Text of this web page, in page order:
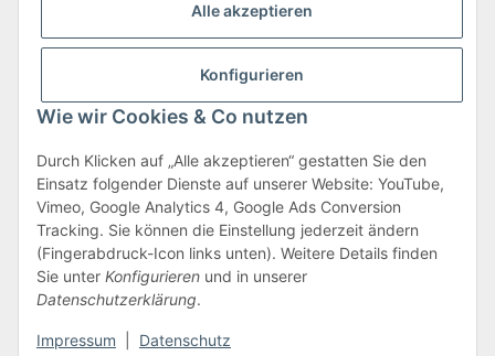
Alle akzeptieren
Konfigurieren
Wie wir Cookies & Co nutzen
Durch Klicken auf „Alle akzeptieren“ gestatten Sie den
Einsatz folgender Dienste auf unserer Website: YouTube,
Vimeo, Google Analytics 4, Google Ads Conversion
Tracking. Sie können die Einstellung jederzeit ändern
(Fingerabdruck-Icon links unten). Weitere Details finden
Sie unter Konfigurieren und in unserer
Datenschutzerklärung.
Impressum Datenschutz
Sicher Einkaufen
Vertrag widerrufen